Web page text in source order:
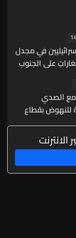
في مجدل
على الجنوب
مع الصدي
للنهوض بقطاع